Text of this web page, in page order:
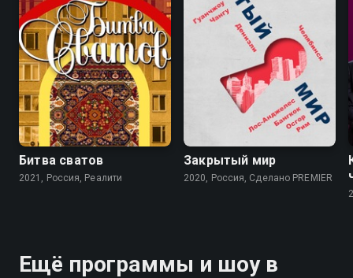
Битва сватов
2021, Россия, Реалити
Закрытый мир
2020, Россия, Сделано PREMIER
Ещё программы и шоу в